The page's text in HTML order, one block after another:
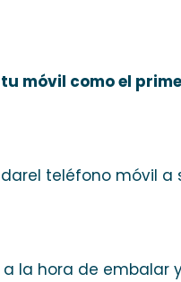
tu móvil como el
teléfono móvil a
la hora de embalar